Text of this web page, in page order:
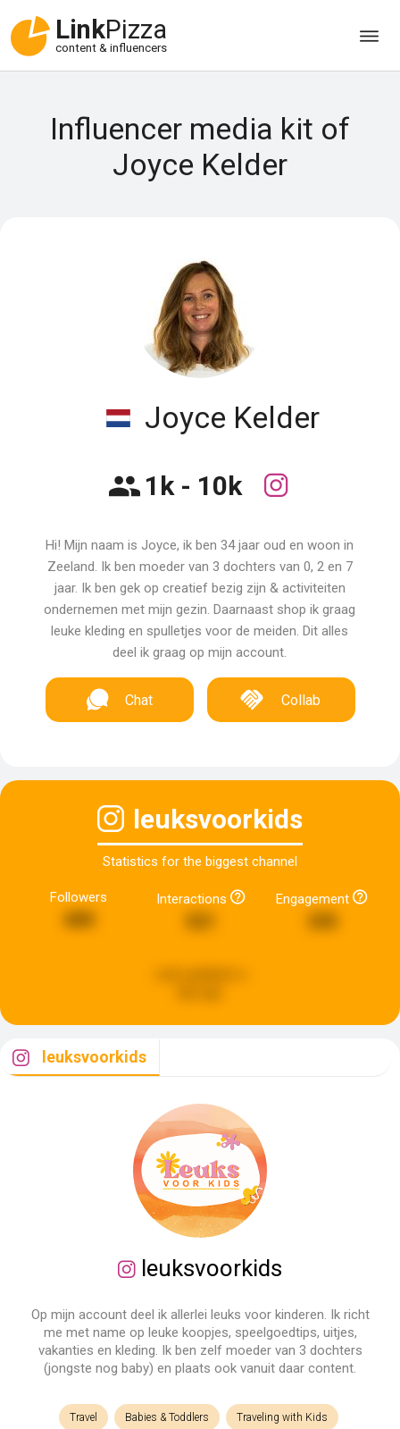
LinkPizza
content & influencers
Influencer media kit of
Joyce Kelder
Joyce Kelder
1k - 10k
Hi! Mijn naam is Joyce, ik ben 34 jaar oud en woon in
Zeeland. Ik ben moeder van 3 dochters van 0, 2 en 7
jaar. Ik ben gek op creatief bezig zijn & activiteiten
ondernemen met mijn gezin. Daarnaast shop ik graag
leuke kleding en spulletjes voor de meiden. Dit alles
deel ik graag op mijn account.
Chat Collab
leuksvoorkids
Statistics for the biggest channel
Followers
680
Interactions Engagement
leuksvoorkids
leuksvoorkids
Op mijn account deel ik allerlei leuks voor kinderen. Ik richt
me met name op leuke koopjes, speelgoedtips, uitjes,
vakanties en kleding. Ik ben zelf moeder van 3 dochters
(jongste nog baby) en plaats ook vanuit daar content.
Travel Babies & Toddlers Traveling with Kids